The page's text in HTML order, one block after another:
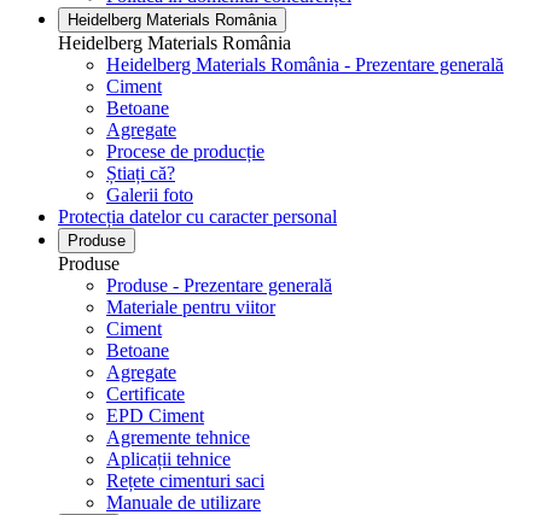
Heidelberg Materials România
Heidelberg Materials România
Heidelberg Materials România - Prezentare generală
Ciment
Betoane
Agregate
Procese de producție
Știați că?
Galerii foto
Protecția datelor cu caracter personal
Produse
Produse
Produse - Prezentare generală
Materiale pentru viitor
Ciment
Betoane
Agregate
Certificate
EPD Ciment
Agremente tehnice
Aplicații tehnice
Rețete cimenturi saci
Manuale de utilizare